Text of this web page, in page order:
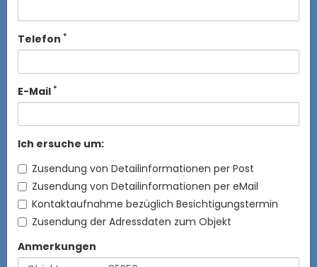
Telefon *
E-Mail *
Ich ersuche um:
Zusendung von Detailinformationen per Post
Zusendung von Detailinformationen per eMail
Kontaktaufnahme bezüglich Besichtigungstermin
Zusendung der Adressdaten zum Objekt
Anmerkungen